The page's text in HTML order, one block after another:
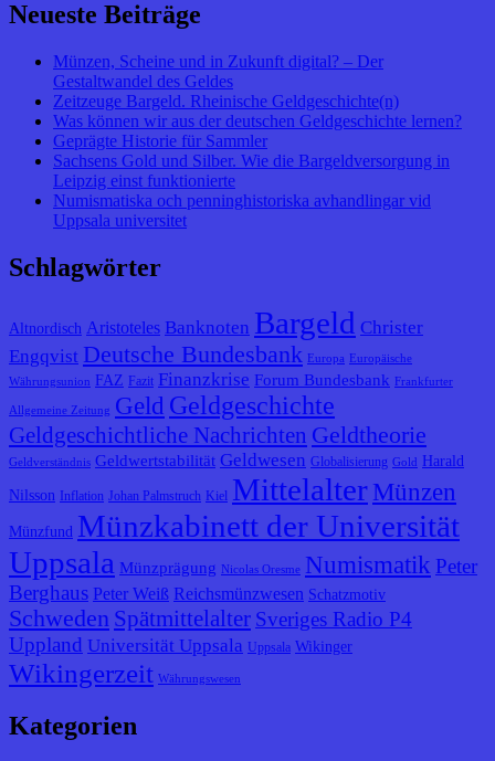
Neueste Beiträge
Münzen, Scheine und in Zukunft digital? – Der
Gestaltwandel des Geldes
Zeitzeuge Bargeld. Rheinische Geldgeschichte(n)
Was können wir aus der deutschen Geldgeschichte lernen?
Geprägte Historie für Sammler
Sachsens Gold und Silber. Wie die Bargeldversorgung in
Leipzig einst funktionierte
Numismatiska och penninghistoriska avhandlingar vid
Uppsala universitet
Schlagwörter
Altnordisch Aristoteles Banknoten Bargeld Christer
Engqvist Deutsche Bundesbank Europa
Europäische
Währungsunion FAZ Fazit Finanzkrise Forum Bundesbank Frankfurter
Allgemeine Zeitung Geld Geldgeschichte
Geldgeschichtliche Nachrichten Geldtheorie
Geldverständnis Geldwertstabilität Geldwesen Globalisierung Gold Harald
Nilsson Inflation Johan Palmstruch Kiel Mittelalter Münzen
Münzfund Münzkabinett der Universität
Uppsala Münzprägung Nicolas Oresme Numismatik Peter
Berghaus Peter Weiß Reichsmünzwesen Schatzmotiv
Schweden Spätmittelalter Sveriges Radio P4
Uppland Universität Uppsala Uppsala Wikinger
Wikingerzeit Währungswesen
Kategorien